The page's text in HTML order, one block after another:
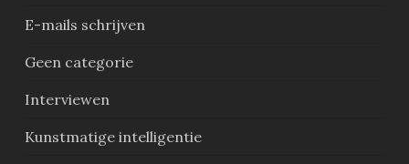
E-mails schrijven
Geen categorie
Interviewen
Kunstmatige intelligentie